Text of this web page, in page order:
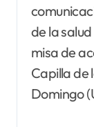
de la
misa de
Capilla de
Domingo